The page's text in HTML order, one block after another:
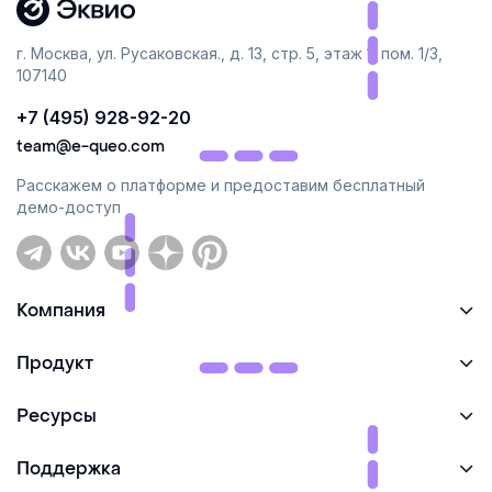
День 1/12
г. Москва, ул. Русаковская., д. 13, стр. 5, этаж 1, пом. 1/3,
107140
+7 (495) 928-92-20
team@e-queo.com
Расскажем о платформе и предоставим бесплатный
демо-доступ
Компания
Продукт
Ресурсы
Поддержка